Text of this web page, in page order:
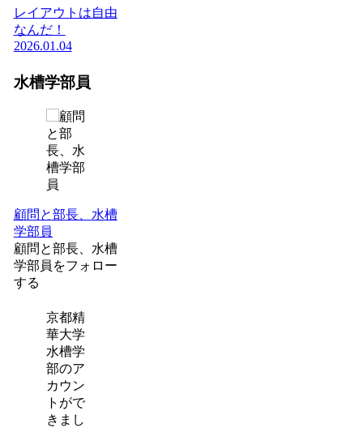
レイアウトは自由
なんだ！
2026.01.04
水槽学部員
顧問と部長、水槽
学部員
顧問と部長、水槽
学部員をフォロー
する
京都精
華大学
水槽学
部のア
カウン
トがで
きまし